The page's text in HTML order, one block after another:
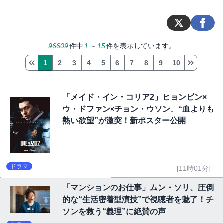
96609件中 1 ～ 15件を表示しています。
1 2 3 4 5 6 7 8 9 10
「メイド・イン・コリア2」ヒョンビン×
ウ・ドファン×チョン・ウソン、“血よりも
熱い欲望”が激突！新ポスター公開
ドラマ [11時01分]
「マンションのお仕事」ムン・ソリ、圧倒
的な“生活密着型演技”で視聴者を魅了！チ
ソンを救う“義理”に絶賛の声